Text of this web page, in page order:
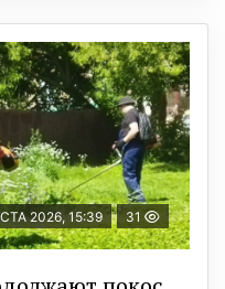
2026, 15:39 31